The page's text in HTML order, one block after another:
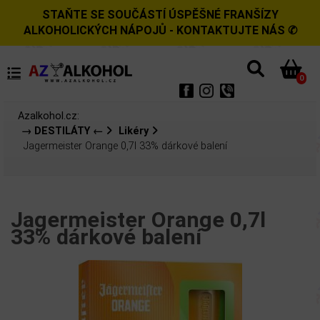
STAŇTE SE SOUČÁSTÍ ÚSPĚŠNÉ FRANŠÍZY
ALKOHOLICKÝCH NÁPOJŮ - KONTAKTUJTE NÁS ✆
0
Azalkohol.cz:
→ DESTILÁTY ←
Likéry
Jagermeister Orange 0,7l 33% dárkové balení
Jagermeister Orange 0,7l
33% dárkové balení